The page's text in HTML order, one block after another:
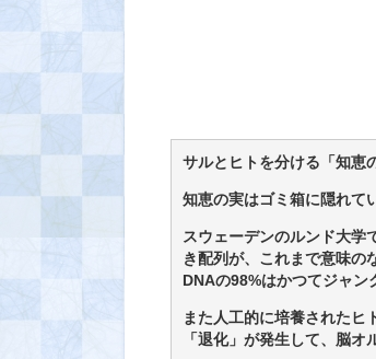
サルとヒトを分ける「知恵
知恵の実はゴミ箱に隠れて
スウェーデンのルンド大学
き配列が、これまで意味の
DNAの98%はかつてジャン
また人工的に培養されたヒ
「退化」が発生して、脳オ